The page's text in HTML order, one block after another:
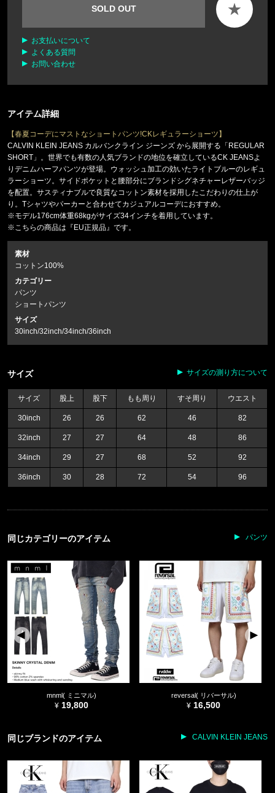
SOLD OUT ★
お支払いについて
よくある質問
お問い合わせ
アイテム詳細
【春夏コーデにマストなショートパンツ!CKレギュラーショーツ】
CALVIN KLEIN JEANS カルバンクライン ジーンズ から展開する「REGULAR
SHORT」。世界でも有数の人気ブランドの地位を確立しているCK JEANSよ
りデニムハーフパンツが登場。ウォッシュ加工の効いたライトブルーのレギュ
ラーショーツ。サイドポケットと腰部分にブランドシグネチャーレザーバッジ
を配置。サスティナブルで良質なコットン素材を採用したこだわりの仕上が
り。Tシャツやパーカーと合わせてカジュアルコーデにおすすめ。
※モデル176cm体重68kgがサイズ34インチを着用しています。
※こちらの商品は『EU正規品』です。
素材
コットン100%
カテゴリー
パンツ
ショートパンツ
サイズ
30inch/32inch/34inch/36inch
サイズ サイズの測り方について
サイズ 股上 股下 もも周り すそ周り ウエスト
30inch 26 26 62 46 82
32inch 27 27 64 48 86
34inch 29 27 68 52 92
36inch 30 28 72 54 96
同じカテゴリーのアイテム パンツ
mnml( ミニマル)
19,800
reversal( リバーサル)
16,500
同じブランドのアイテム CALVIN KLEIN JEANS